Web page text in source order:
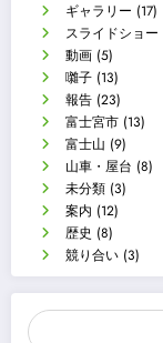
ギャラリー (17)
スライドショー
動画 (5)
囃子 (13)
報告 (23)
富士宮市 (13)
富士山 (9)
山車・屋台 (8)
未分類 (3)
案内 (12)
歴史 (8)
競り合い (3)